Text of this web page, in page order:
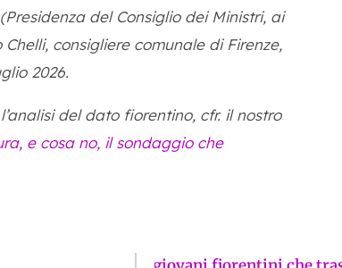
del Consiglio dei Ministri, ai
consigliere comunale di Firenze,
2026.
del dato fiorentino, cfr. il nostro
e cosa no, il sondaggio che